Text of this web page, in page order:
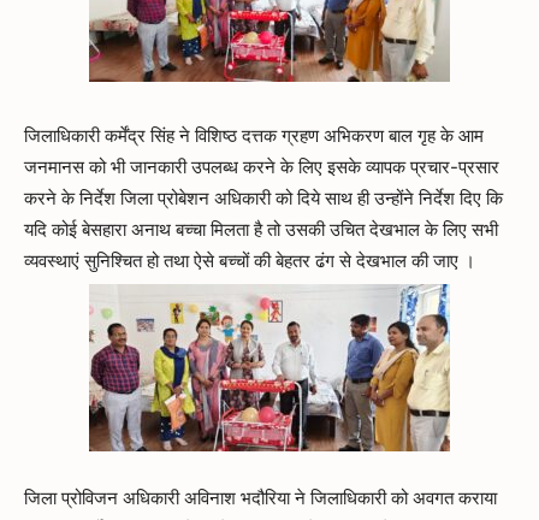
जिलाधिकारी कर्मेंद्र सिंह ने विशिष्ठ दत्तक ग्रहण अभिकरण बाल गृह के आम
जनमानस को भी जानकारी उपलब्ध करने के लिए इसके व्यापक प्रचार-प्रसार
करने के निर्देश जिला प्रोबेशन अधिकारी को दिये साथ ही उन्होंने निर्देश दिए कि
यदि कोई बेसहारा अनाथ बच्चा मिलता है तो उसकी उचित देखभाल के लिए सभी
व्यवस्थाएं सुनिश्चित हो तथा ऐसे बच्चों की बेहतर ढंग से देखभाल की जाए ।
जिला प्रोविजन अधिकारी अविनाश भदौरिया ने जिलाधिकारी को अवगत कराया